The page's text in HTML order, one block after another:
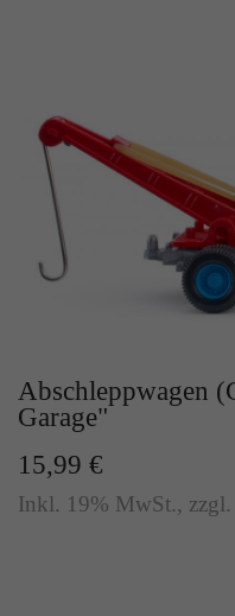
Abschleppwagen
Garage"
15,99 €
Inkl. 19% MwSt., zzgl.